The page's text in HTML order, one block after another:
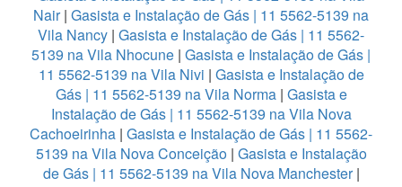
Nair| Gasista e Instalação de Gás | 11 5562-5139 na
Vila Nancy | Gasista e Instalação de Gás | 11 5562-
5139 na Vila Nhocune | Gasista e Instalação de Gás |
11 5562-5139 na Vila Nivi | Gasista e Instalação de
Gás | 11 5562-5139 na Vila Norma| Gasista e
Instalação de Gás | 11 5562-5139 na Vila Nova
Cachoeirinha | Gasista e Instalação de Gás | 11 5562-
5139 na Vila Nova Conceição| Gasista e Instalação
de Gás | 11 5562-5139 na Vila Nova Manchester|